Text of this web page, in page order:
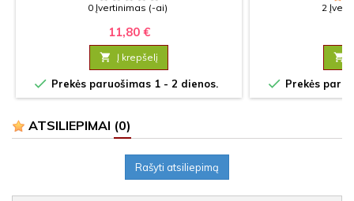
0 Įvertinimas (-ai)
11,80 €
 Į krepšelį
 Prekės paruošimas 1 - 2 dienos.
2

 Prekės
ATSILIEPIMAI (0)
Rašyti atsiliepimą